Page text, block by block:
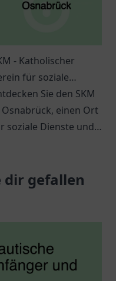
- Katholischer
für soziale
in Osnabrück
Sie den SKM
Osnabrück, einen Ort
soziale Dienste und
gefallen